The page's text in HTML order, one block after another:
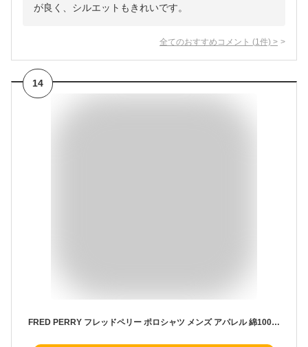
が良く、シルエットもきれいです。
全てのおすすめコメント (1 件) >
14
FRED PERRY フレッドペリー ポロシャツ メンズ アパレル 綿100% コットン 無地 おしゃれ ゴルフ 紳士 ビジネス ビジカジ クールビズ 男女兼用 無地 ロゴ ワンポイント ブランド 男性 紳士 プレゼント プチギフト 誕生日プレゼント 彼氏 父 息子 ギフト 記念日